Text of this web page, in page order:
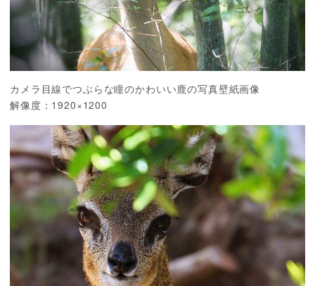
カメラ目線でつぶらな瞳のかわいい鹿の写真壁紙画像
解像度：1920×1200